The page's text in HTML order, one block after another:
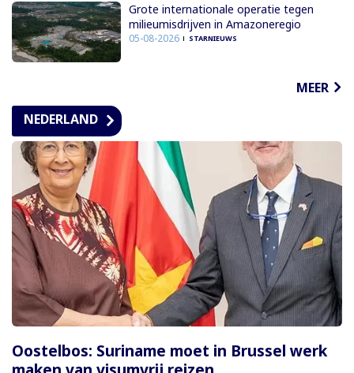
Grote internationale operatie tegen
milieumisdrijven in Amazoneregio
05-08-2026 STARNIEUWS
MEER
NEDERLAND
Oostelbos: Suriname moet in Brussel werk